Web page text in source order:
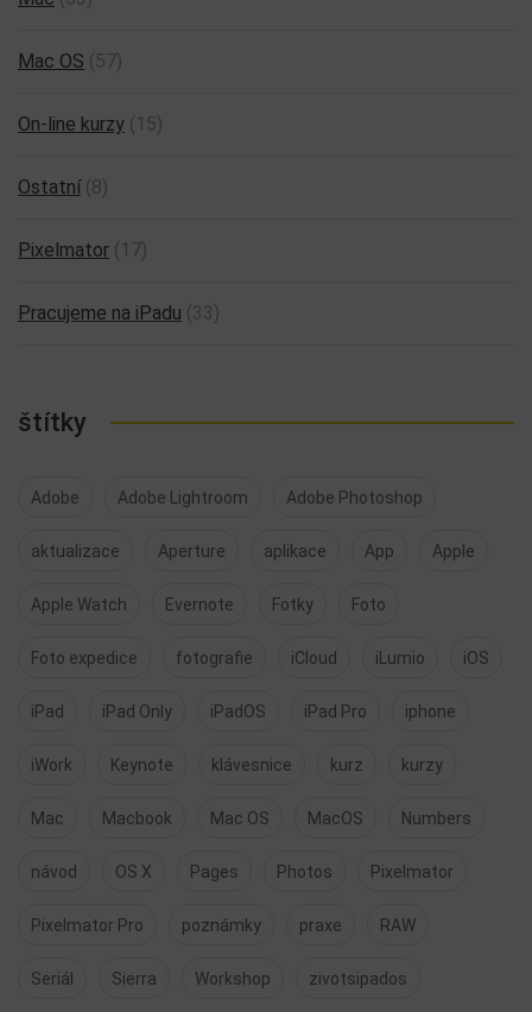
Mac OS (57)
On-line kurzy (15)
Ostatní (8)
Pixelmator (17)
Pracujeme na iPadu (33)
štítky
Adobe Adobe Lightroom Adobe Photoshop
aktualizace Aperture aplikace App Apple
Apple Watch Evernote Fotky Foto
Foto expedice fotografie iCloud iLumio iOS
iPad iPad Only iPadOS iPad Pro iphone
iWork Keynote klávesnice kurz kurzy
Mac Macbook Mac OS MacOS Numbers
návod OS X Pages Photos Pixelmator
Pixelmator Pro poznámky praxe RAW
Seriál Sierra Workshop zivotsipados